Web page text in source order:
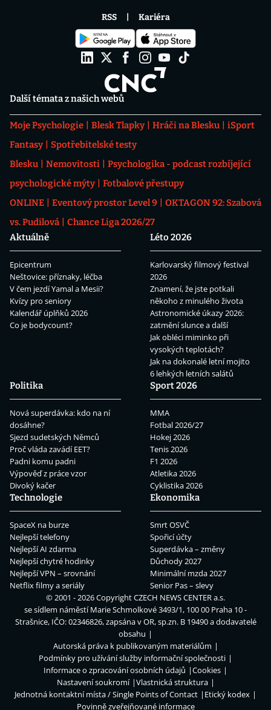
Další témata z našich webů
Moje Psychologie Blesk Tlapky Hráči na Blesku
iSport
Fantasy
Spotřebitelské testy
Blesku
Nemovitosti
Psychologika - podcast rozbíjející
psychologické mýty
Fotbalové přestupy
ONLINE
Eventový prostor Level 9
OKTAGON 92: Szabová
vs. Pudilová
Chance Liga 2026/27
Aktuálně
Epicentrum
Neštovice: příznaky, léčba
V čem jezdí Yamal a Mesii?
Kvízy pro seniory
Kalendář úplňků 2026
Co je bodycount?
Léto 2026
Karlovarský filmový festival
2026
Znamení, že jste potkali
někoho z minulého života
Astronomické úkazy 2026:
zatmění slunce a další
Jak obléci miminko při
vysokých teplotách?
Jak na dokonalé letní mojito
6 lehkých letních salátů
Politika
Nová superdávka: kdo na ní
dosáhne?
Sjezd sudetských Němců
Proč vláda zavádí EET?
Padni komu padni
Výpověď z práce vzor
Divoký kačer
Sport 2026
MMA
Fotbal 2026/27
Hokej 2026
Tenis 2026
F1 2026
Atletika 2026
Cyklistika 2026
Technologie
SpaceX na burze
Nejlepší telefony
Nejlepší AI zdarma
Nejlepší chytré hodinky
Nejlepší VPN – srovnání
Netflix filmy a seriály
Ekonomika
Smrt OSVČ
Spořicí účty
Superdávka – změny
Důchody 2027
Minimální mzda 2027
Senior Pas – slevy
RSS Kariéra
© 2001 - 2026 CopyrightCZECH NEWS CENTER a.s.
se sídlem náměstí Marie Schmolkové 3493/1, 100 00 Praha 10 -
Strašnice, IČO: 02346826, zapsána v OR, sp.zn. B 19490 a dodavatelé
obsahu
Autorská práva k publikovaným materiálům
Podmínky pro užívání služby informační společnosti
Informace o zpracování osobních údajů
Cookies
Nastavení soukromí
Vlastnická struktura
Jednotná kontaktní místa / Single Points of Contact
Etický kodex
Povinně zveřejňované informace